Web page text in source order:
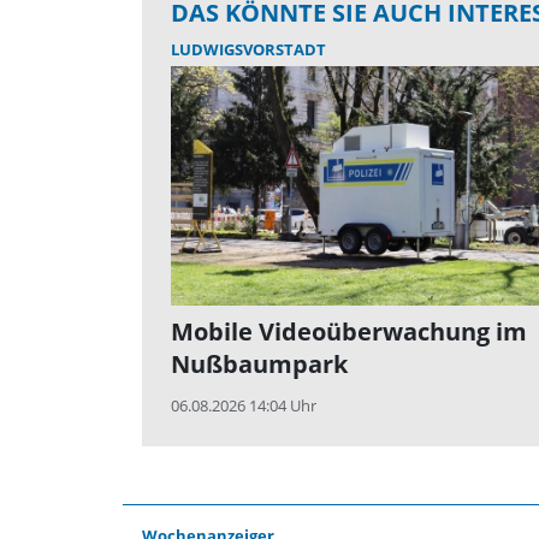
DAS KÖNNTE SIE AUCH
LUDWIGSVORSTADT
Mobile Videoüberwachung im
Nußbaumpark
06.08.2026 14:04 Uhr